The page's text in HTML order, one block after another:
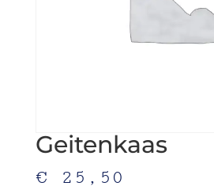
Geitenkaas
€ 25,50